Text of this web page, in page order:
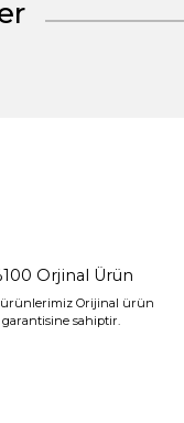
Orjinal Ürün
Orijinal ürün
garantisine sahiptir.